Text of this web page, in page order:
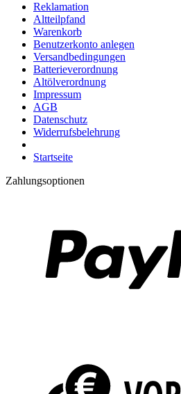
Reklamation
Altteilpfand
Warenkorb
Benutzerkonto anlegen
Versandbedingungen
Batterieverordnung
Altölverordnung
Impressum
AGB
Datenschutz
Widerrufsbelehrung
Startseite
Zahlungsoptionen